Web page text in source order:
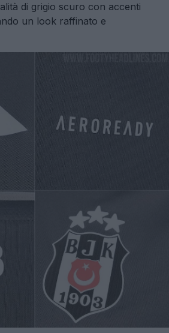
di grigio scuro con accenti
un look raffinato e